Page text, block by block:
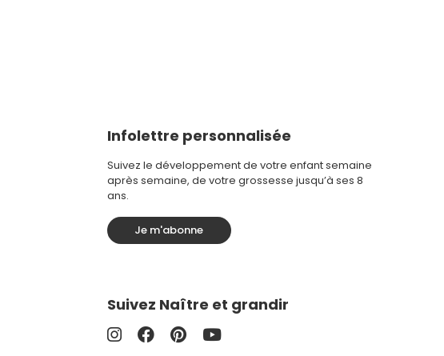
Infolettre personnalisée
Suivez le développement de votre enfant semaine
après semaine, de votre grossesse jusqu’à ses 8
ans.
Je m'abonne
Suivez Naître et grandir